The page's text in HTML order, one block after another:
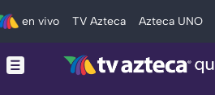
en vivo TV Azteca Azteca UNO